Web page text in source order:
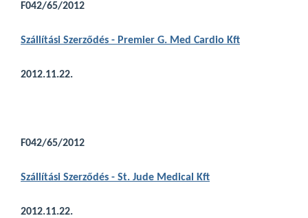
F042/65/2012
Szállítási Szerződés - Premier G. Med Cardio Kft
2012.11.22.
F042/65/2012
Szállítási Szerződés - St. Jude Medical Kft
2012.11.22.